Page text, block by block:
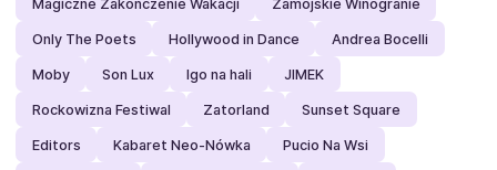
Magiczne Zakończenie Wakacji Zamojskie Winogranie
Only The Poets Hollywood in Dance Andrea Bocelli
Moby Son Lux Igo na hali JIMEK
Rockowizna Festiwal Zatorland Sunset Square
Editors Kabaret Neo-Nówka Pucio Na Wsi